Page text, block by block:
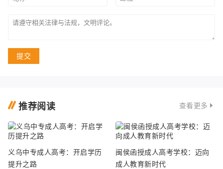
提交
推荐阅读 查看更多
义乌中专成人高考：开启学历
提升之路
闽侯函授成人高考学校：迈向
成人教育新时代